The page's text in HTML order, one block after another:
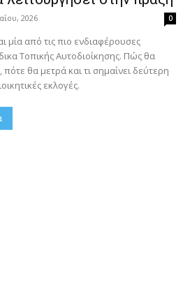
2026 0
μία από τις πιο ενδιαφέρουσες
Τοπικής Αυτοδιοίκησης. Πώς θα
θα μετρά και τι σημαίνει δεύτερη
εκλογές.